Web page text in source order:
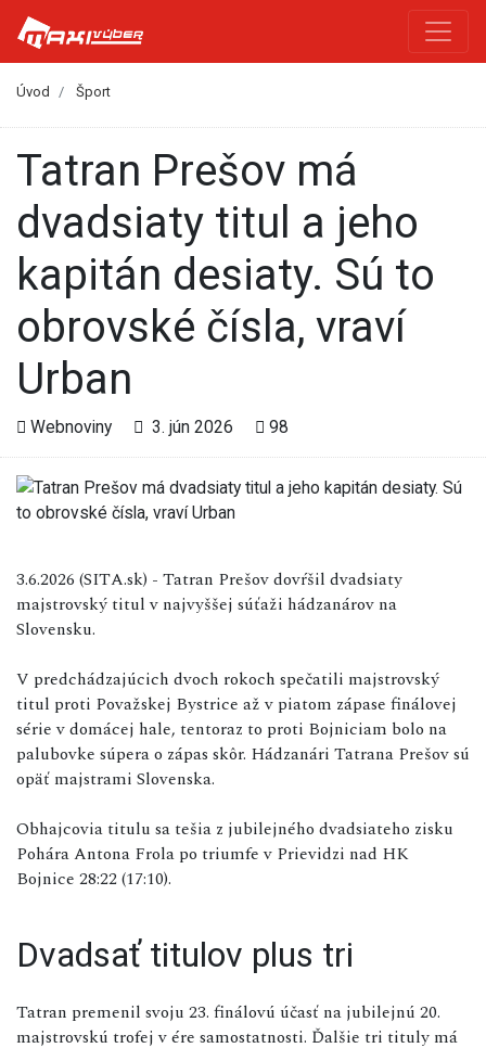
Úvod Šport
Tatran Prešov má
dvadsiaty titul a jeho
kapitán desiaty. Sú to
obrovské čísla, vraví
Urban
Webnoviny 3. jún 2026 98
3.6.2026 (SITA.sk) - Tatran Prešov dovŕšil dvadsiaty
majstrovský titul v najvyššej súťaži hádzanárov na
Slovensku.
V predchádzajúcich dvoch rokoch spečatili majstrovský
titul proti Považskej Bystrice až v piatom zápase finálovej
série v domácej hale, tentoraz to proti Bojniciam bolo na
palubovke súpera o zápas skôr. Hádzanári Tatrana Prešov sú
opäť majstrami Slovenska.
Obhajcovia titulu sa tešia z jubilejného dvadsiateho zisku
Pohára Antona Frola po triumfe v Prievidzi nad HK
Bojnice 28:22 (17:10).
Dvadsať titulov plus tri
Tatran premenil svoju 23. finálovú účasť na jubilejnú 20.
majstrovskú trofej v ére samostatnosti. Ďalšie tri tituly má